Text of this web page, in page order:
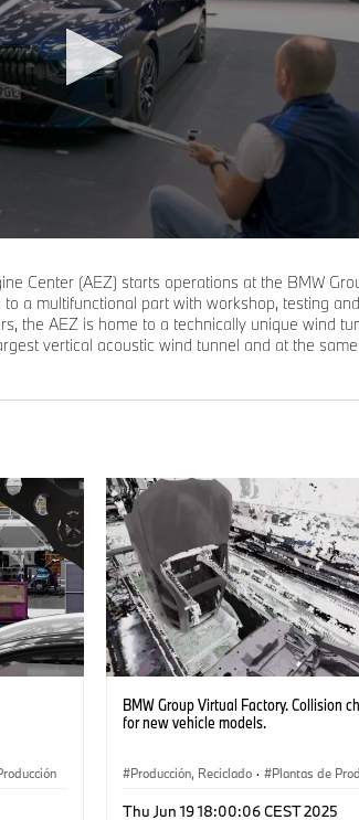
Center (AEZ) starts operations at the BMW
a multifunctional part with workshop, testing
the AEZ is home to a technically unique wind
vertical acoustic wind tunnel and at the
BMW Group Virtual Factory. Collision
for new vehicle models.
Producción, Reciclado ·
Plantas de
Thu Jun 19 18:00:06 CEST 2025